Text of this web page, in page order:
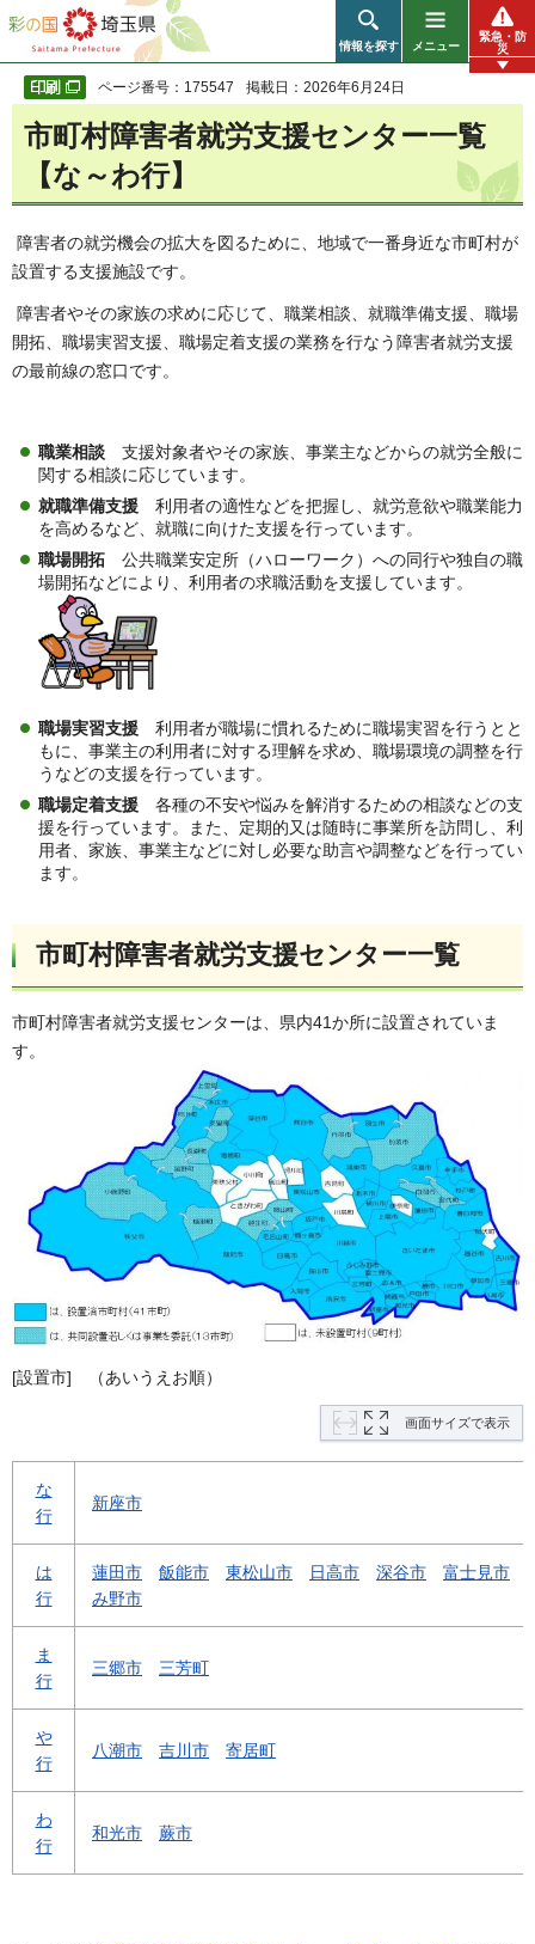
彩の国 埼玉県
情報を探す メニュー
緊急・防
災
ページ番号：175547 掲載日：2026年6月24日
市町村障害者就労支援センター一覧
【な～わ行】
障害者の就労機会の拡大を図るために、地域で一番身近な市町村が
設置する支援施設です。
障害者やその家族の求めに応じて、職業相談、就職準備支援、職場
開拓、職場実習支援、職場定着支援の業務を行なう障害者就労支援
の最前線の窓口です。
職業相談 支援対象者やその家族、事業主などからの就労全般に
関する相談に応じています。
就職準備支援 利用者の適性などを把握し、就労意欲や職業能力
を高めるなど、就職に向けた支援を行っています。
職場開拓 公共職業安定所（ハローワーク）への同行や独自の職
場開拓などにより、利用者の求職活動を支援しています。
職場実習支援 利用者が職場に慣れるために職場実習を行うとと
もに、事業主の利用者に対する理解を求め、職場環境の調整を行
うなどの支援を行っています。
職場定着支援 各種の不安や悩みを解消するための相談などの支
援を行っています。また、定期的又は随時に事業所を訪問し、利
用者、家族、事業主などに対し必要な助言や調整などを行ってい
ます。
市町村障害者就労支援センター一覧
市町村障害者就労支援センターは、県内41か所に設置されていま
す。
[設置市] （あいうえお順）
画面サイズで表示
な
行
新座市
は
行
蓮田市 飯能市 東松山市 日高市 深谷市 富士見市
み野市
ま
行
三郷市 三芳町
や
行
八潮市 吉川市 寄居町
わ
行
和光市 蕨市